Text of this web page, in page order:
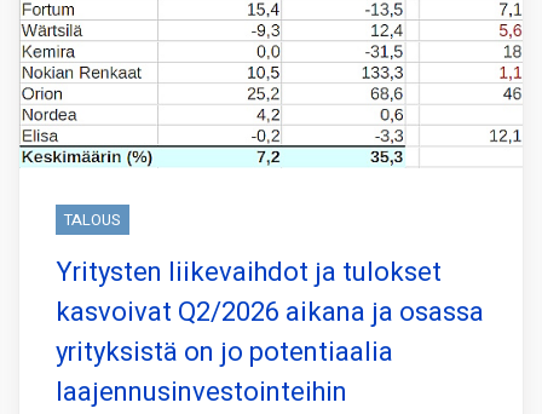
TALOUS
Yritysten liikevaihdot ja tulokset
kasvoivat Q2/2026 aikana ja osassa
yrityksistä on jo potentiaalia
laajennusinvestointeihin